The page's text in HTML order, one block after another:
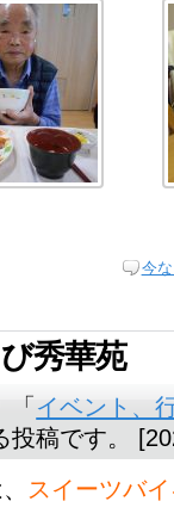
今
秀華苑
「イベント、
投稿です。
スイーツバ